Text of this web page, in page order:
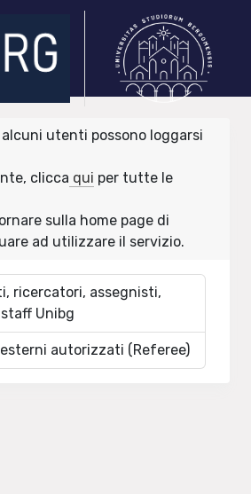
utenti possono loggarsi
clicca qui per tutte le
sulla home page di
ad utilizzare il servizio.
ricercatori, assegnisti,
Unibg
autorizzati (Referee)